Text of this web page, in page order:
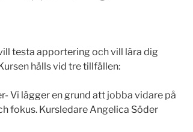
testa apportering och vill lära dig
hålls vid tre tillfällen:
Vi lägger en grund att jobba vidare på
fokus. Kursledare Angelica Söder